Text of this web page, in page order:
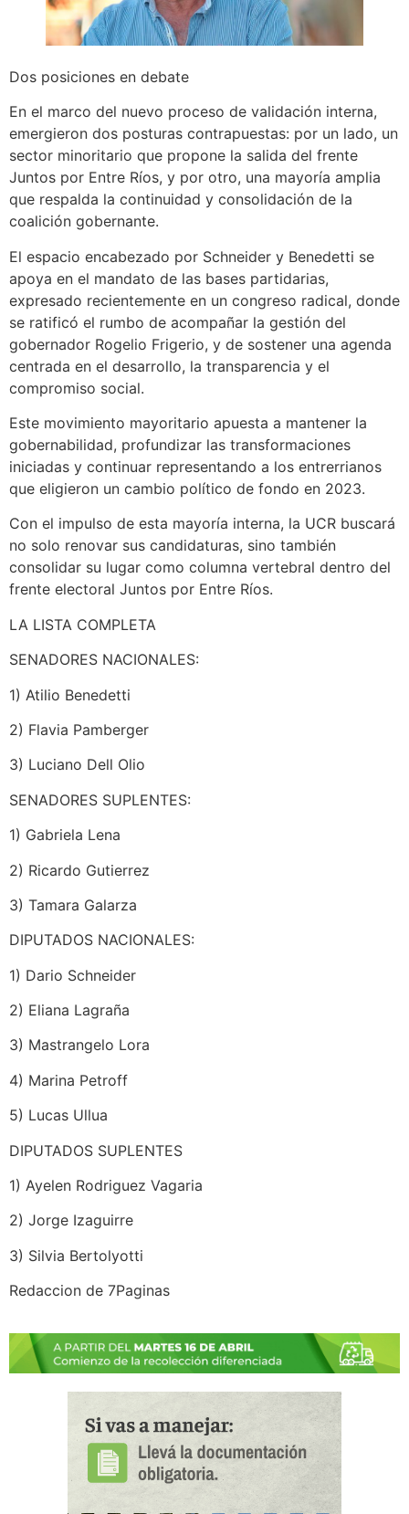
Dos posiciones en debate
En el marco del nuevo proceso de validación interna,
emergieron dos posturas contrapuestas: por un lado, un
sector minoritario que propone la salida del frente
Juntos por Entre Ríos, y por otro, una mayoría amplia
que respalda la continuidad y consolidación de la
coalición gobernante.
El espacio encabezado por Schneider y Benedetti se
apoya en el mandato de las bases partidarias,
expresado recientemente en un congreso radical, donde
se ratificó el rumbo de acompañar la gestión del
gobernador Rogelio Frigerio, y de sostener una agenda
centrada en el desarrollo, la transparencia y el
compromiso social.
Este movimiento mayoritario apuesta a mantener la
gobernabilidad, profundizar las transformaciones
iniciadas y continuar representando a los entrerrianos
que eligieron un cambio político de fondo en 2023.
Con el impulso de esta mayoría interna, la UCR buscará
no solo renovar sus candidaturas, sino también
consolidar su lugar como columna vertebral dentro del
frente electoral Juntos por Entre Ríos.
LA LISTA COMPLETA
SENADORES NACIONALES:
1) Atilio Benedetti
2) Flavia Pamberger
3) Luciano Dell Olio
SENADORES SUPLENTES:
1) Gabriela Lena
2) Ricardo Gutierrez
3) Tamara Galarza
DIPUTADOS NACIONALES:
1) Dario Schneider
2) Eliana Lagraña
3) Mastrangelo Lora
4) Marina Petroff
5) Lucas Ullua
DIPUTADOS SUPLENTES
1) Ayelen Rodriguez Vagaria
2) Jorge Izaguirre
3) Silvia Bertolyotti
Redaccion de 7Paginas